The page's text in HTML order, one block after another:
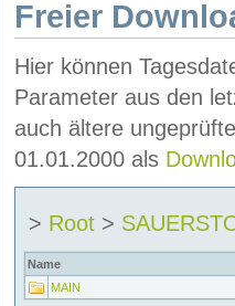
Freier
Hier können
Parameter aus den
auch ältere
01.01.2000 als
> Root >
Name
MAIN